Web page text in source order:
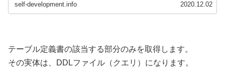
self-development.info 2020.12.02
テーブル定義書の該当する部分のみを取得します。
その実体は、DDLファイル（クエリ）になります。